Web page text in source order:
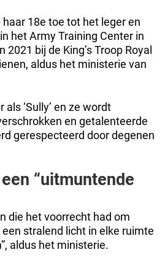
18e toe tot het leger en
het Army Training Center in
bij de King’s Troop Royal
aldus het ministerie van
‘Sully’ en ze wordt
en getalenteerde
gerespecteerd door degenen
“uitmuntende
die het voorrecht had om
stralend licht in elke ruimte
aldus het ministerie.